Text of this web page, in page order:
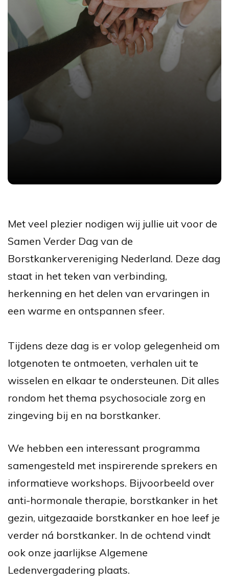
Met veel plezier nodigen wij jullie uit voor de
Samen Verder Dag van de
Borstkankervereniging Nederland. Deze dag
staat in het teken van verbinding,
herkenning en het delen van ervaringen in
een warme en ontspannen sfeer.
Tijdens deze dag is er volop gelegenheid om
lotgenoten te ontmoeten, verhalen uit te
wisselen en elkaar te ondersteunen. Dit alles
rondom het thema psychosociale zorg en
zingeving bij en na borstkanker.
We hebben een interessant programma
samengesteld met inspirerende sprekers en
informatieve workshops. Bijvoorbeeld over
anti-hormonale therapie, borstkanker in het
gezin, uitgezaaide borstkanker en hoe leef je
verder ná borstkanker. In de ochtend vindt
ook onze jaarlijkse Algemene
Ledenvergadering plaats.